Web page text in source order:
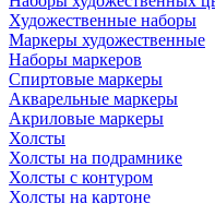
Художественные наборы
Маркеры художественные
Наборы маркеров
Спиртовые маркеры
Акварельные маркеры
Акриловые маркеры
Холсты
Холсты на подрамнике
Холсты с контуром
Холсты на картоне